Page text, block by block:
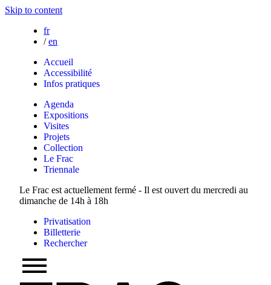
Skip to content
fr
/ en
Accueil
Accessibilité
Infos pratiques
Agenda
Expositions
Visites
Projets
Collection
Le Frac
Triennale
Le Frac est actuellement fermé - Il est ouvert du mercredi au
dimanche de 14h à 18h
Privatisation
Billetterie
Rechercher